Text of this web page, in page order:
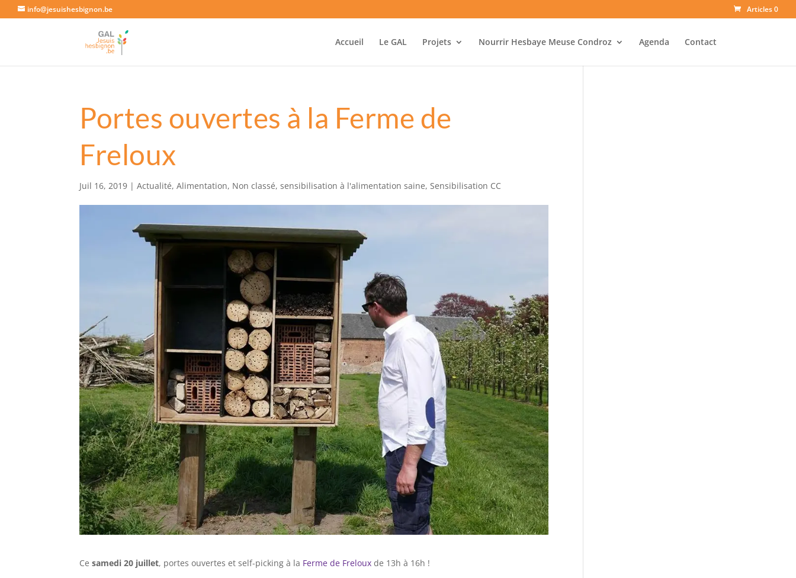
info@jesuishesbignon.be Articles 0
Accueil Le GAL Projets Nourrir Hesbaye Meuse Condroz Agenda Contact
Portes ouvertes à la Ferme de
Freloux
Juil 16, 2019 |Actualité,Alimentation, Non classé,sensibilisation à l'alimentation saine,Sensibilisation CC
Cesamedi 20 juillet, portes ouvertes et self-picking à la Ferme de Freloux de 13h à 16h !